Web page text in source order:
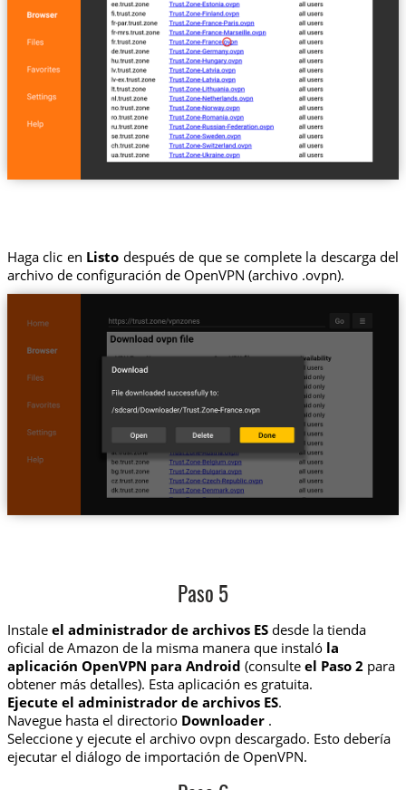
Haga clic en Listo después de que se complete la descarga del
archivo de configuración de OpenVPN (archivo .ovpn).
Paso 5
Instale el administrador de archivos ESdesde la tienda
oficial de Amazon de la misma manera que instaló la
aplicación OpenVPN para Android (consulte el Paso 2 para
obtener más detalles). Esta aplicación es gratuita.
Ejecute el administrador de archivos ES.
Navegue hasta el directorio Downloader.
Seleccione y ejecute el archivo ovpn descargado. Esto debería
ejecutar el diálogo de importación de OpenVPN.